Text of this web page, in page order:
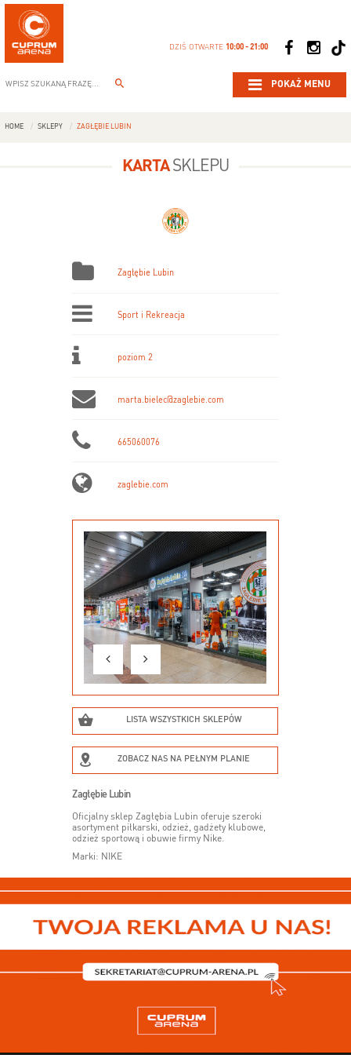
DZIŚ OTWARTE 10:00 - 21:00
POKAŻ MENU
HOME SKLEPY ZAGŁĘBIE LUBIN
KARTASKLEPU
Zagłębie Lubin
Sport i Rekreacja
poziom 2
marta.bielec@zaglebie.com
665060076
zaglebie.com
LISTA WSZYSTKICH SKLEPÓW
ZOBACZ NAS NA PEŁNYM PLANIE
Zagłębie Lubin
Oficjalny sklep Zagłębia Lubin oferuje szeroki
asortyment piłkarski, odzież, gadżety klubowe,
odzież sportową i obuwie firmy Nike.
Marki: NIKE